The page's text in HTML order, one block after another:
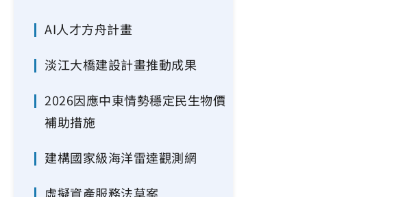
AI人才方舟計畫
淡江大橋建設計畫推動成果
2026因應中東情勢穩定民生物價
補助措施
建構國家級海洋雷達觀測網
虛擬資產服務法草案